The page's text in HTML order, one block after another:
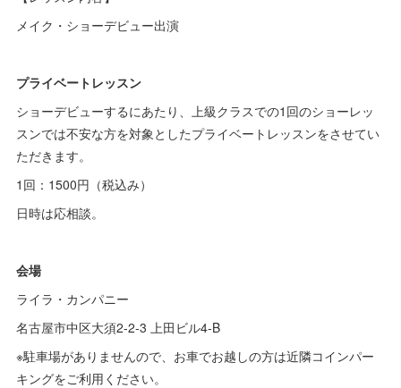
メイク・ショーデビュー出演
プライベートレッスン
ショーデビューするにあたり、上級クラスでの1回のショーレッ
スンでは不安な方を対象としたプライベートレッスンをさせてい
ただきます。
1回：1500円（税込み）
日時は応相談。
会場
ライラ・カンパニー
名古屋市中区大須2-2-3 上田ビル4-B
※駐車場がありませんので、お車でお越しの方は近隣コインパー
キングをご利用ください。